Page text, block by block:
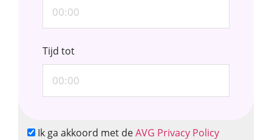
Tijd tot
Ik ga akkoord met deAVG Privacy Policy